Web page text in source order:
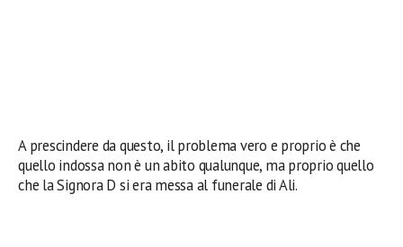
A prescindere da questo, il problema vero e proprio è che
quello indossa non è un abito qualunque, ma proprio quello
che la Signora D si era messa al funerale di Ali.